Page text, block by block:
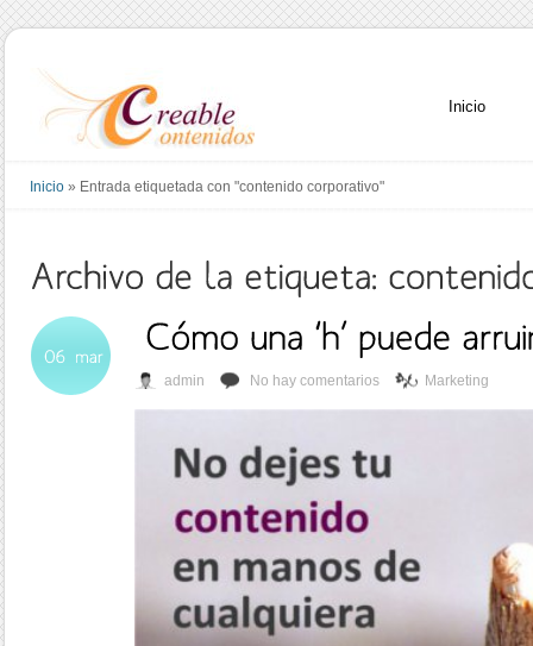
Inicio
Inicio » Entrada etiquetada con "contenido corporativo"
admin No hay comentarios Marketing